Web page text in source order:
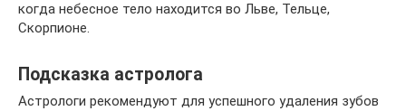
когда небесное тело находится во Льве, Тельце,
Скорпионе.
Подсказка астролога
Астрологи рекомендуют для успешного удаления зубов